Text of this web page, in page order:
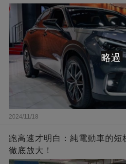
2024/11/18
跑高速才明白：純電動車的短
徹底放大！
略過